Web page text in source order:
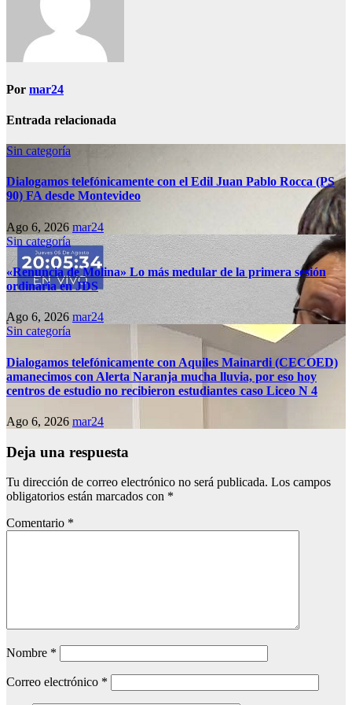
Por mar24
Entrada relacionada
Sin categoría
Dialogamos telefónicamente con el Edil Juan Pablo Rocca (PS
90) FA desde Montevideo
Ago 6, 2026 mar24
Sin categoría
«Renuncia de Molina» Lo más medular de la primera sesión
ordinaria en JDS
Ago 6, 2026 mar24
Sin categoría
Dialogamos telefónicamente con Aquiles Mainardi (CECOED)
amanecimos con Alerta Naranja mucha lluvia, por eso hoy
centros de estudio no recibieron estudiantes caso Liceo N 4
Ago 6, 2026 mar24
Deja una respuesta
Tu dirección de correo electrónico no será publicada. Los campos
obligatorios están marcados con *
Comentario *
Nombre *
Correo electrónico *